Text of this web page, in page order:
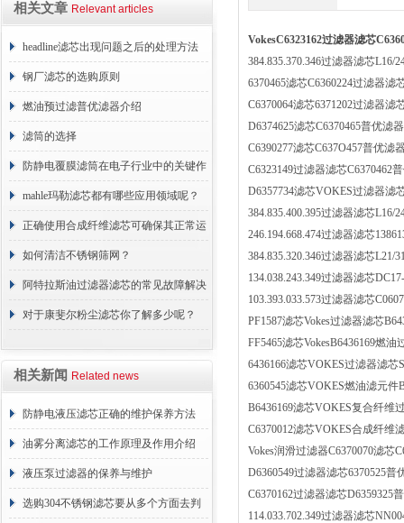
相关文章 Relevant articles
headline滤芯出现问题之后的处理方法
分享
钢厂滤芯的选购原则
燃油预过滤普优滤器介绍
滤筒的选择
防静电覆膜滤筒在电子行业中的关键作
用
mahle玛勒滤芯都有哪些应用领域呢？
正确使用合成纤维滤芯可确保其正常运
行
如何清洁不锈钢筛网？
阿特拉斯油过滤器滤芯的常见故障解决
方法介绍
对于康斐尔粉尘滤芯你了解多少呢？
相关新闻 Related news
防静电液压滤芯正确的维护保养方法
油雾分离滤芯的工作原理及作用介绍
液压泵过滤器的保养与维护
选购304不锈钢滤芯要从多个方面去判
VokesC6323162过滤器滤芯
384.835.370.346过滤器滤芯L16/
6370465滤芯C6360224过滤器滤
C6370064滤芯6371202过滤器滤
D6374625滤芯C6370465普优滤
C6390277滤芯C637O457普优滤
C6323149过滤器滤芯C6370462
D6357734滤芯VOKES过滤器滤
384.835.400.395过滤器滤芯L16/
246.194.668.474过滤器滤芯
384.835.320.346过滤器滤芯L21/
134.038.243.349过滤器滤芯
103.393.033.573过滤器滤芯
PF1587滤芯Vokes过滤器滤芯
FF5465滤芯VokesB6436169燃油
6436166滤芯VOKES过滤器滤芯
6360545滤芯VOKES燃油滤元件
B6436169滤芯VOKES复合纤维
C6370012滤芯VOKES合成纤维
Vokes润滑过滤器C6370070滤芯
D6360549过滤器滤芯6370525普
C6370162过滤器滤芯D6359325
114.033.702.349过滤器滤芯